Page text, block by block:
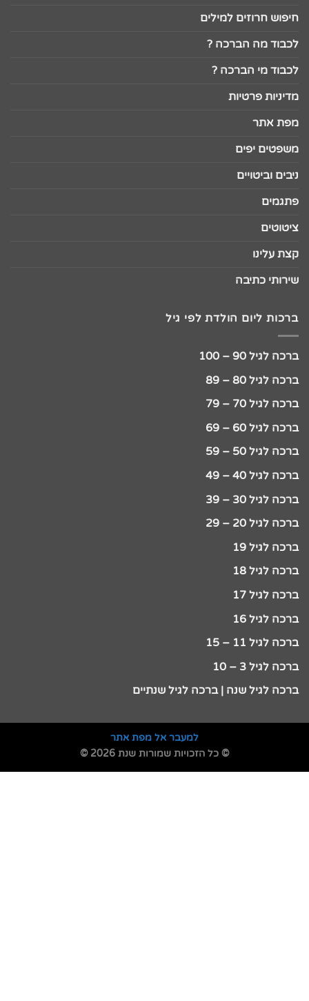
חיפוש חרוזים למילים
לכבוד מה הברכה ?
לכבוד מי הברכה ?
מדיניות פרטיות
מפת אתר
משפטים יפים
ניבים וביטויים
פתגמים
ציטוטים
קצת עלינו
שירותי כתיבה
ברכות ליום הולדת לפי גיל
ברכה לגיל 90 – 100
ברכה לגיל 80 – 89
ברכה לגיל 70 – 79
ברכה לגיל 60 – 69
ברכה לגיל 50 – 59
ברכה לגיל 40 – 49
ברכה לגיל 30 – 39
ברכה לגיל 20 – 29
ברכה לגיל 19
ברכה לגיל 18
ברכה לגיל 17
ברכה לגיל 16
ברכה לגיל 11 – 15
ברכה לגיל 3 – 10
ברכה לגיל שנה | ברכה לגיל שנתיים
למעבר אל מפת אתר
© כל הזכויות שמורות שנת 2026 ©